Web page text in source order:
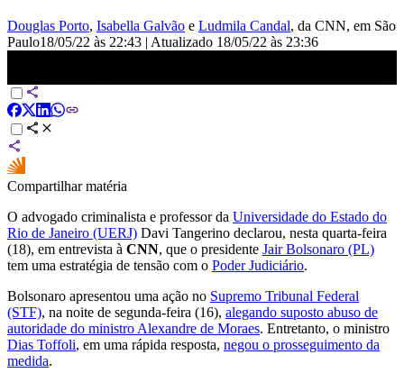
Douglas Porto, Isabella Galvão e Ludmila Candal, da CNN, em São
Paulo18/05/22 às 22:43 | Atualizado 18/05/22 às 23:36
Compartilhar matéria
O advogado criminalista e professor da Universidade do Estado do
Rio de Janeiro (UERJ) Davi Tangerino declarou, nesta quarta-feira
(18), em entrevista à CNN, que o presidente Jair Bolsonaro (PL)
tem uma estratégia de tensão com o Poder Judiciário.
Bolsonaro apresentou uma ação no Supremo Tribunal Federal
(STF), na noite de segunda-feira (16), alegando suposto abuso de
autoridade do ministro Alexandre de Moraes. Entretanto, o ministro
Dias Toffoli, em uma rápida resposta, negou o prosseguimento da
medida.